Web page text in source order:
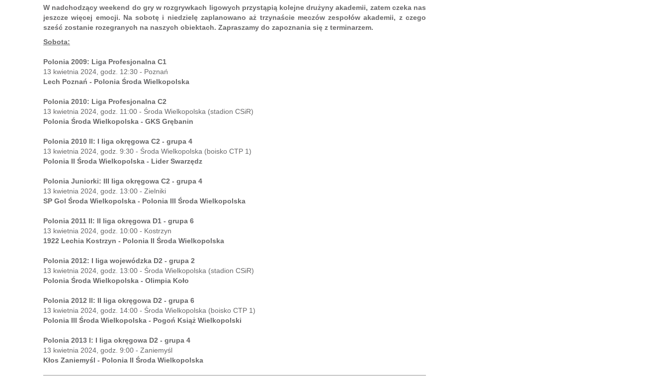
W nadchodzący weekend do gry w rozgrywkach ligowych przystąpią kolejne drużyny akademii, zatem czeka nas
jeszcze więcej emocji. Na sobotę i niedzielę zaplanowano aż trzynaście meczów zespołów akademii, z czego
sześć zostanie rozegranych na naszych obiektach. Zapraszamy do zapoznania się z terminarzem.
Sobota:
Polonia 2009: Liga Profesjonalna C1
13 kwietnia 2024, godz. 12:30 - Poznań
Lech Poznań - Polonia Środa Wielkopolska
Polonia 2010: Liga Profesjonalna C2
13 kwietnia 2024, godz. 11:00 - Środa Wielkopolska (stadion CSiR)
Polonia Środa Wielkopolska - GKS Grębanin
Polonia 2010 II: I liga okręgowa C2 - grupa 4
13 kwietnia 2024, godz. 9:30 - Środa Wielkopolska (boisko CTP 1)
Polonia II Środa Wielkopolska - Lider Swarzędz
Polonia Juniorki: III liga okręgowa C2 - grupa 4
13 kwietnia 2024, godz. 13:00 - Zielniki
SP Gol Środa Wielkopolska - Polonia III Środa Wielkopolska
Polonia 2011 II: II liga okręgowa D1 - grupa 6
13 kwietnia 2024, godz. 10:00 - Kostrzyn
1922 Lechia Kostrzyn - Polonia II Środa Wielkopolska
Polonia 2012: I liga wojewódzka D2 - grupa 2
13 kwietnia 2024, godz. 13:00 - Środa Wielkopolska (stadion CSiR)
Polonia Środa Wielkopolska - Olimpia Koło
Polonia 2012 II: II liga okręgowa D2 - grupa 6
13 kwietnia 2024, godz. 14:00 - Środa Wielkopolska (boisko CTP 1)
Polonia III Środa Wielkopolska - Pogoń Książ Wielkopolski
Polonia 2013 I: I liga okręgowa D2 - grupa 4
13 kwietnia 2024, godz. 9:00 - Zaniemyśl
Kłos Zaniemyśl - Polonia II Środa Wielkopolska